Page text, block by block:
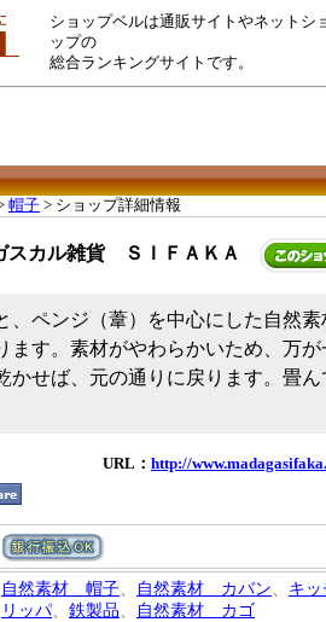
ショップベルは通販サイトやネットシ
ップの
総合ランキングサイトです。
帽子 > ショップ詳細情報
スカル雑貨 ＳＩＦＡＫＡ
、ペンジ（葦）を中心にした自然
ます。素材がやわらかいため、万
かせば、元の通りに戻ります。畳
URL： http://
自然素材 帽子、 自然素材 カバン、 キ
リッパ、 鉄製品、 自然素材 カゴ